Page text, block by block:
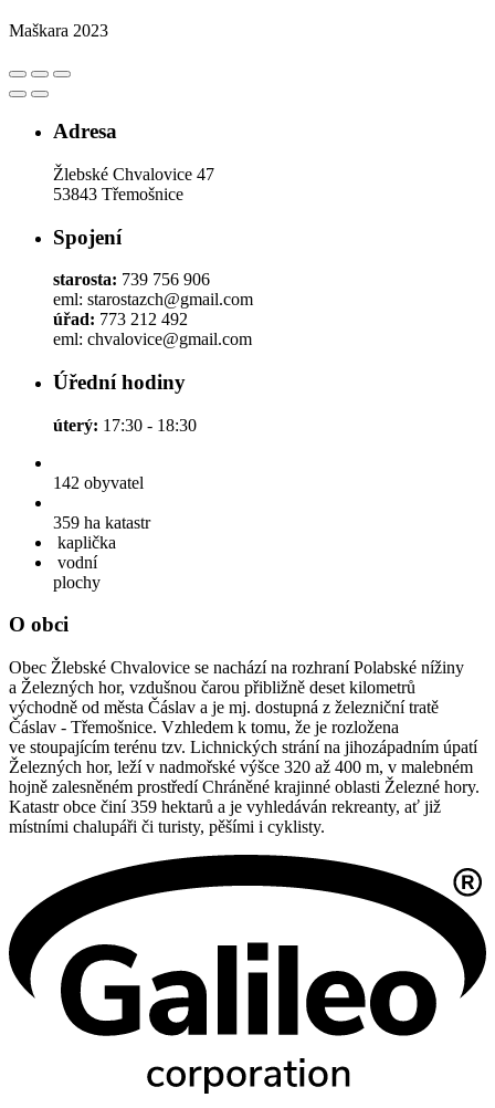
Maškara 2023
Adresa
Žlebské Chvalovice 47
53843 Třemošnice
Spojení
starosta: 739 756 906
eml: starostazch@gmail.com
úřad: 773 212 492
eml: chvalovice@gmail.com
Úřední hodiny
úterý: 17:30 - 18:30
142 obyvatel
359 ha katastr
kaplička
vodní
plochy
O obci
Obec Žlebské Chvalovice se nachází na rozhraní Polabské nížiny
a Železných hor, vzdušnou čarou přibližně deset kilometrů
východně od města Čáslav a je mj. dostupná z železniční tratě
Čáslav - Třemošnice. Vzhledem k tomu, že je rozložena
ve stoupajícím terénu tzv. Lichnických strání na jihozápadním úpatí
Železných hor, leží v nadmořské výšce 320 až 400 m, v malebném
hojně zalesněném prostředí Chráněné krajinné oblasti Železné hory.
Katastr obce činí 359 hektarů a je vyhledáván rekreanty, ať již
místními chalupáři či turisty, pěšími i cyklisty.